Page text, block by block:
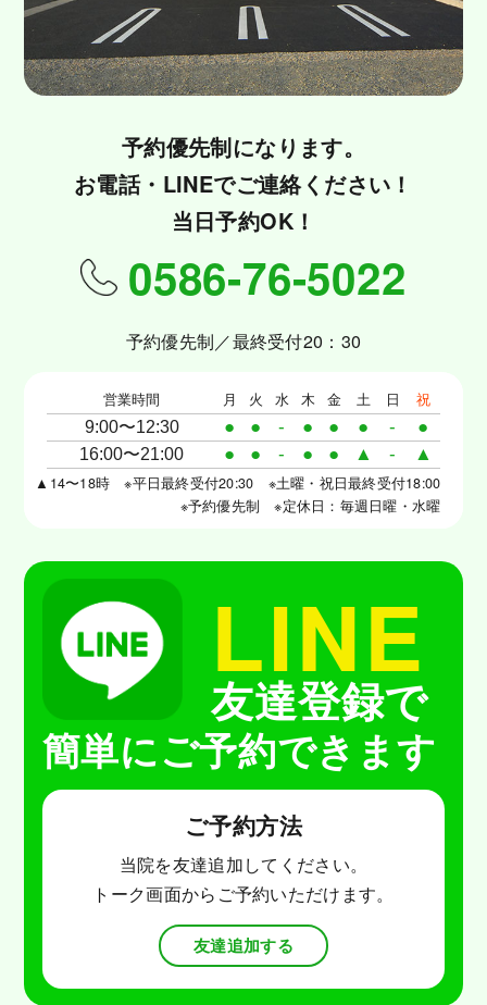
予約優先制になります。
お電話・LINEでご連絡ください！
当日予約OK！
0586-76-5022
予約優先制／最終受付20：30
営業時間 月 火 水 木 金 土 日 祝
9:00〜12:30 ● ● - ● ● ● - ●
16:00〜21:00 ● ● - ● ● ▲ - ▲
▲14〜18時 ※平日最終受付20:30 ※土曜・祝日最終受付18:00
※予約優先制 ※定休日：毎週日曜・水曜
LINE
友達登録で
簡単にご予約できます
ご予約方法
当院を友達追加してください。
トーク画面からご予約いただけます。
友達追加する